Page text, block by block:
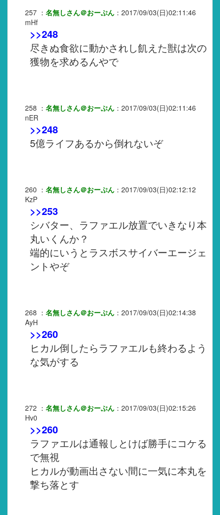
257 ： 名無しさん＠おーぷん ： 2017/09/03(日)02:11:46
mHf
>>248
尽きぬ食欲に動かされし飢えた獣は次の
獲物を求めるんやで
258 ： 名無しさん＠おーぷん ： 2017/09/03(日)02:11:46
nER
>>248
5億ライフあるから倒れないぞ
260 ： 名無しさん＠おーぷん ： 2017/09/03(日)02:12:12
KzP
>>253
シバター、ラファエル放置でいきなり本
丸いくんか？
端的にいうとラスボスサイバーエージェ
ントやぞ
268 ： 名無しさん＠おーぷん ： 2017/09/03(日)02:14:38
AyH
>>260
ヒカル倒したらラファエルも終わるよう
な気がする
272 ： 名無しさん＠おーぷん ： 2017/09/03(日)02:15:26
Hv0
>>260
ラファエルは通報しとけば勝手にコケる
で無視
ヒカルが動画出さない間に一気に本丸を
撃ち落とす